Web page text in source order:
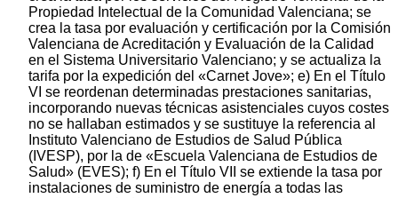
Propiedad Intelectual de la Comunidad Valenciana; se
crea la tasa por evaluación y certificación por la Comisión
Valenciana de Acreditación y Evaluación de la Calidad
en el Sistema Universitario Valenciano; y se actualiza la
tarifa por la expedición del «Carnet Jove»; e) En el Título
VI se reordenan determinadas prestaciones sanitarias,
incorporando nuevas técnicas asistenciales cuyos costes
no se hallaban estimados y se sustituye la referencia al
Instituto Valenciano de Estudios de Salud Pública
(IVESP), por la de «Escuela Valenciana de Estudios de
Salud» (EVES); f) En el Título VII se extiende la tasa por
instalaciones de suministro de energía a todas las